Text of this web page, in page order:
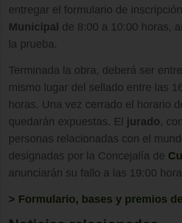
entregar el formulario de
Municipal de 8:00 a 10:00 horas,
la prueba.
Terminada la obra, deberá ser
mismo lugar del sellado entre las
horas. Una vez cerrado el horario
quedarán expuestas. El jurado,
personas relacionadas con el
designadas por la Concejalía de
anunciarán su fallo a las 19:00
> Formulario, bases y premios